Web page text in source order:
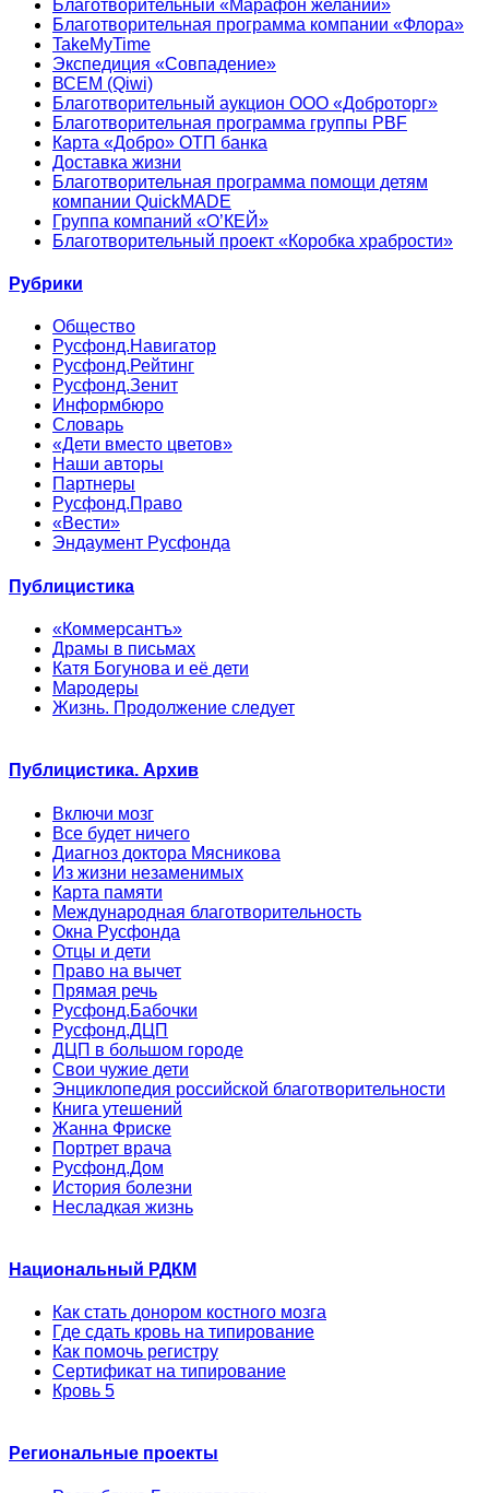
Благотворительный «Марафон желаний»
Благотворительная программа компании «Флора»
TakeMyTime
Экспедиция «Совпадение»
ВСЕМ (Qiwi)
Благотворительный аукцион ООО «Доброторг»
Благотворительная программа группы PBF
Карта «Добро» ОТП банка
Доставка жизни
Благотворительная программа помощи детям
компании QuickMADE
Группа компаний «О’КЕЙ»
Благотворительный проект «Коробка храбрости»
Рубрики
Общество
Русфонд.Навигатор
Русфонд.Рейтинг
Русфонд.Зенит
Информбюро
Словарь
«Дети вместо цветов»
Наши авторы
Партнеры
Русфонд.Право
«Вести»
Эндаумент Русфонда
Публицистика
«Коммерсантъ»
Драмы в письмах
Катя Богунова и её дети
Мародеры
Жизнь. Продолжение следует
Публицистика. Архив
Включи мозг
Все будет ничего
Диагноз доктора Мясникова
Из жизни незаменимых
Карта памяти
Международная благотворительность
Окна Русфонда
Отцы и дети
Право на вычет
Прямая речь
Русфонд.Бабочки
Русфонд.ДЦП
ДЦП в большом городе
Свои чужие дети
Энциклопедия российской благотворительности
Книга утешений
Жанна Фриске
Портрет врача
Русфонд.Дом
История болезни
Несладкая жизнь
Национальный РДКМ
Как стать донором костного мозга
Где сдать кровь на типирование
Как помочь регистру
Сертификат на типирование
Кровь 5
Региональные проекты